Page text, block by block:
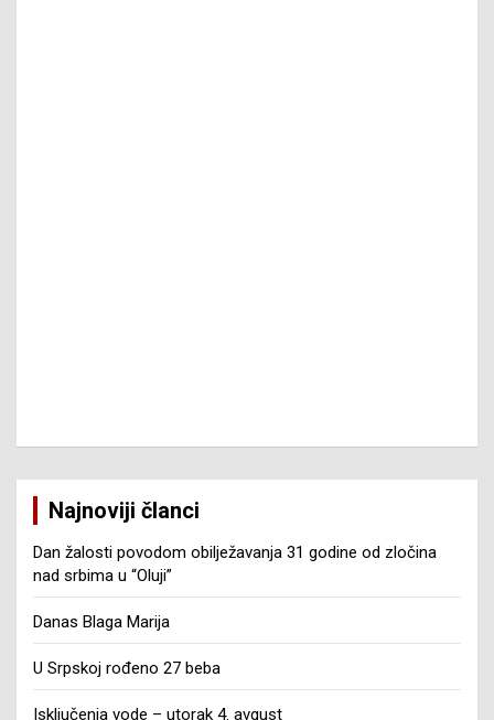
Najnoviji članci
Dan žalosti povodom obilježavanja 31 godine od zločina
nad srbima u “Oluji”
Danas Blaga Marija
U Srpskoj rođeno 27 beba
Isključenja vode – utorak 4. avgust